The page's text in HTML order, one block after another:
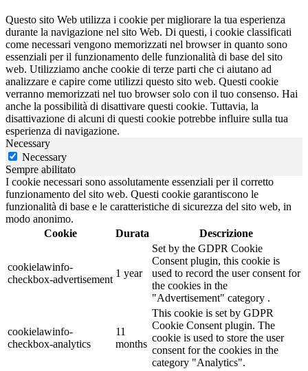
Questo sito Web utilizza i cookie per migliorare la tua esperienza
durante la navigazione nel sito Web. Di questi, i cookie classificati
come necessari vengono memorizzati nel browser in quanto sono
essenziali per il funzionamento delle funzionalità di base del sito
web. Utilizziamo anche cookie di terze parti che ci aiutano ad
analizzare e capire come utilizzi questo sito web. Questi cookie
verranno memorizzati nel tuo browser solo con il tuo consenso. Hai
anche la possibilità di disattivare questi cookie. Tuttavia, la
disattivazione di alcuni di questi cookie potrebbe influire sulla tua
esperienza di navigazione.
Necessary
Necessary
Sempre abilitato
I cookie necessari sono assolutamente essenziali per il corretto
funzionamento del sito web. Questi cookie garantiscono le
funzionalità di base e le caratteristiche di sicurezza del sito web, in
modo anonimo.
Cookie
Durata Descrizione
cookielawinfo-
checkbox-advertisement
1 year
Set by the GDPR Cookie
Consent plugin, this cookie is
used to record the user consent for
the cookies in the
"Advertisement" category .
cookielawinfo-
checkbox-analytics
11
months
This cookie is set by GDPR
Cookie Consent plugin. The
cookie is used to store the user
consent for the cookies in the
category "Analytics".